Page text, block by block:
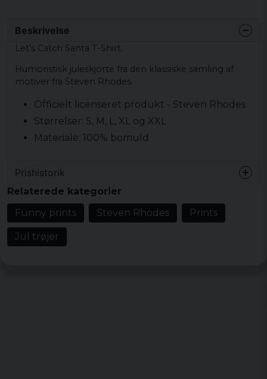
Beskrivelse
Let's Catch Santa T-Shirt.
Humoristisk juleskjorte fra den klassiske samling af
motiver fra Steven Rhodes.
Officielt licenseret produkt - Steven Rhodes
Størrelser: S, M, L, XL og XXL
Materiale: 100% bomuld
Prishistorik
Relaterede kategorier
Funny prints
Steven Rhodes Prints
Jul trøjer